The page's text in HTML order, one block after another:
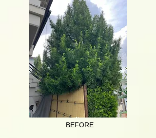
BEFORE